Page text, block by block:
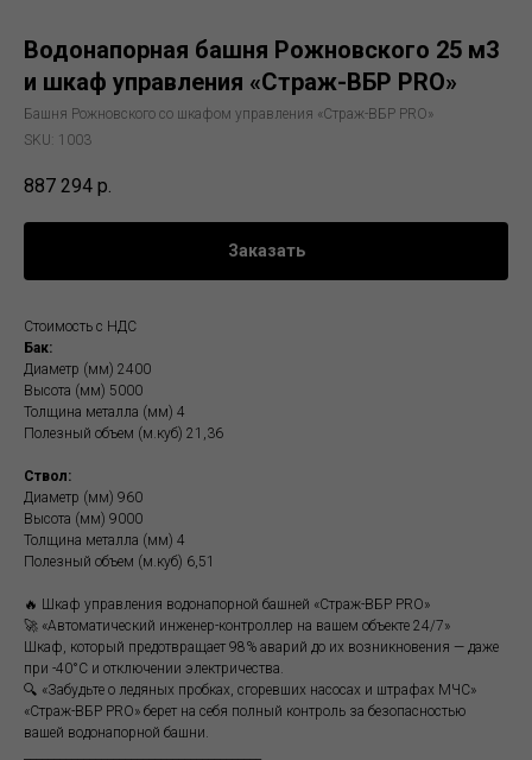
Водонапорная башня Рожновского 25 м3
и шкаф управления «Страж-ВБР PRO»
Башня Рожновского со шкафом управления «Страж-ВБР PRO»
SKU: 1003
887 294 р.
Заказать
Стоимость с НДС
Бак:
Диаметр (мм) 2400
Высота (мм) 5000
Толщина металла (мм) 4
Полезный объем (м.куб) 21,36
Ствол:
Диаметр (мм) 960
Высота (мм) 9000
Толщина металла (мм) 4
Полезный объем (м.куб) 6,51
🔥 Шкаф управления водонапорной башней «Страж-ВБР PRO»
🚀 «Автоматический инженер-контроллер на вашем объекте 24/7»
Шкаф, который предотвращает 98% аварий до их возникновения — даже
при -40°C и отключении электричества.
🔍 «Забудьте о ледяных пробках, сгоревших насосах и штрафах МЧС»
«Страж-ВБР PRO» берет на себя полный контроль за безопасностью
вашей водонапорной башни.